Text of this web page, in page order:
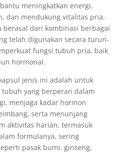
meningkatkan energi,
dan mendukung vitalitas pria.
berasal dari kombinasi berbagai
telah digunakan secara turun-
fungsi tubuh pria, baik
hormonal.
jenis ini adalah untuk
yang berperan dalam
menjaga kadar hormon
serta menunjang
aktivitas harian, termasuk
formulanya, sering
pasak bumi, ginseng,